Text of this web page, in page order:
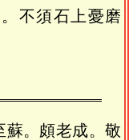
不須石上憂磨
蘇。頗老成。敬